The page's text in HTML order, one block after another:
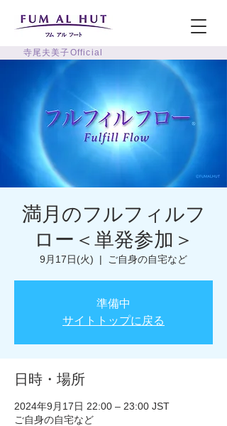
寺尾夫美子Official
満月のフルフィルフ
ロー＜単発参加＞
9月17日(火)
  |
ご自身の自宅など
準備中
サイトトップに戻る
日時・場所
2024年9月17日 22:00 – 23:00 JST
ご自身の自宅など